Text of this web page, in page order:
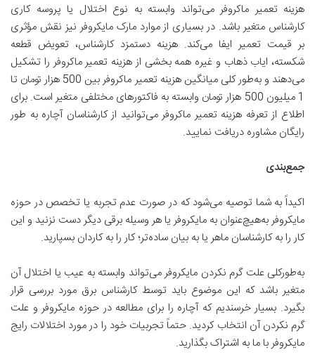
هزینه تعمیر ماکروفر می‌تواند وابسته به نوع اختلال یا پروسه کاری
کارشناس متغیر باشد. در بسیاری از موارد مارک مایکروفر نیز نقش مؤثری
بر قیمت تعمیر ایفا می‌کند. هزینه دستمزد کارشناس، تعویض قطعه
شکسته، ایاب ذهاب و غیره همه بخشی از هزینه تعمیر ماکروفر را تشکیل
می‌دهند و به‌طور کلی میانگین هزینه تعمیر ماکروفر بین 500 هزار تومان تا
1 میلیون 500 هزار تومان وابسته به فاکتورهای مختلفی متغیر است. برای
اطلاع‌ از تعرفه هزینه تعمیر ماکروفر می‌توانید از کارشناسان آچاره به طور
رایگان مشاوره دریافت نمایید.
جمع‌بندی
اکیداً به شما توصیه می‌شود که در صورت عدم تجربه یا تخصص در حوزه
مایکروفر به‌هیچ‌عنوان به مایکروفر یا هر وسیله برقی دیگر دست نزنید و این
کار را به کارشناسان ماهر یا به بیان ساده‌تر؛ کار را به کاردان بسپارید.
به‌طورکلی علت گرم نکردن مایکروفر می‌تواند وابسته به عیب یا اختلال آن
متغیر باشد که این موضوع باید توسط کارشناس برق مورد بررسی قرار
بگیرد. بسیار خرسندیم که آچاره را برای مطالعه در حوزه مایکروفر و علت
گرم نکردن آن انتخاب کردید. حتماً تجربیات خود را در مورد اختلالات رایج
مایکروفر با ما به اشتراک بگذارید.